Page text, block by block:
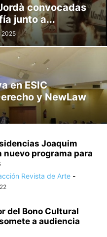
convocadas
junto a...
2025
en ESIC
y NewLaw
Joaquim
nuevo programa para
Revista de Arte -
del Bono Cultural
a audiencia